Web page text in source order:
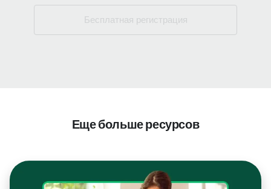
Бесплатная регистрация
Еще больше ресурсов